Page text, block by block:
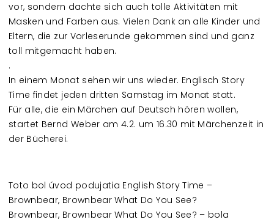
vor, sondern dachte sich auch tolle Aktivitäten mit
Masken und Farben aus. Vielen Dank an alle Kinder und
Eltern, die zur Vorleserunde gekommen sind und ganz
toll mitgemacht haben.
.
In einem Monat sehen wir uns wieder. Englisch Story
Time findet jeden dritten Samstag im Monat statt.
Für alle, die ein Märchen auf Deutsch hören wollen,
startet Bernd Weber am 4.2. um 16.30 mit Märchenzeit in
der Bücherei.
Toto bol úvod podujatia English Story Time –
Brownbear, Brownbear What Do You See?
Brownbear, Brownbear What Do You See? – bola